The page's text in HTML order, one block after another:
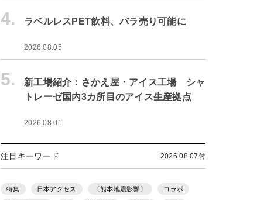
4. ラベルレスPET飲料、バラ売り可能に
2026.08.05
5.
新工場紹介：さかえ屋・アイス工場 シャ
トレーゼ国内3カ所目のアイス生産拠点
2026.08.01
注目キーワード 2026.08.07付
特集 日本アクセス 〔熊本地震影響〕 コラボ